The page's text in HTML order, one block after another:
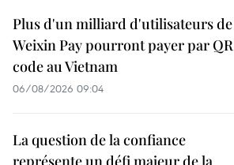
Plus d'un milliard d'utilisateurs de
Weixin Pay pourront payer par QR
code au Vietnam
06/08/2026 09:04
La question de la confiance